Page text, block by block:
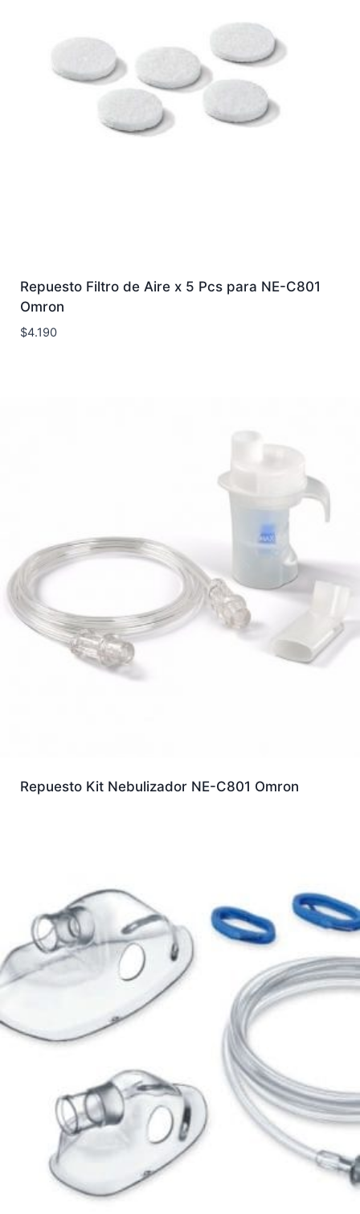
Repuesto Filtro de Aire x 5 Pcs para NE-C801
Omron
$4.190
Repuesto Kit Nebulizador NE-C801 Omron